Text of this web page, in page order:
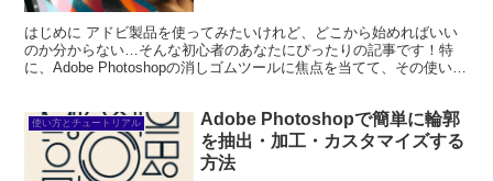
はじめに アドビ製品を使ってみたいけれど、どこから始めればいい
のか分からない…そんな初心者のあなたにぴったりの記事です！特
に、Adobe Photoshopの消しゴムツールに焦点を当てて、その使い方
使い方とチュートリアル
Adobe Photoshopで簡単に輪郭
を抽出・加工・カスタマイズする
方法